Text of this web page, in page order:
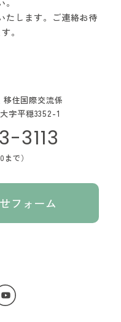
たします。ご連絡お待
。
住国際交流係
字平穏3352-1
3113
まで）
フォーム